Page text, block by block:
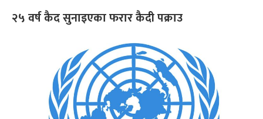
२५ वर्ष कैद सुनाइएका फरार कैदी पक्राउ